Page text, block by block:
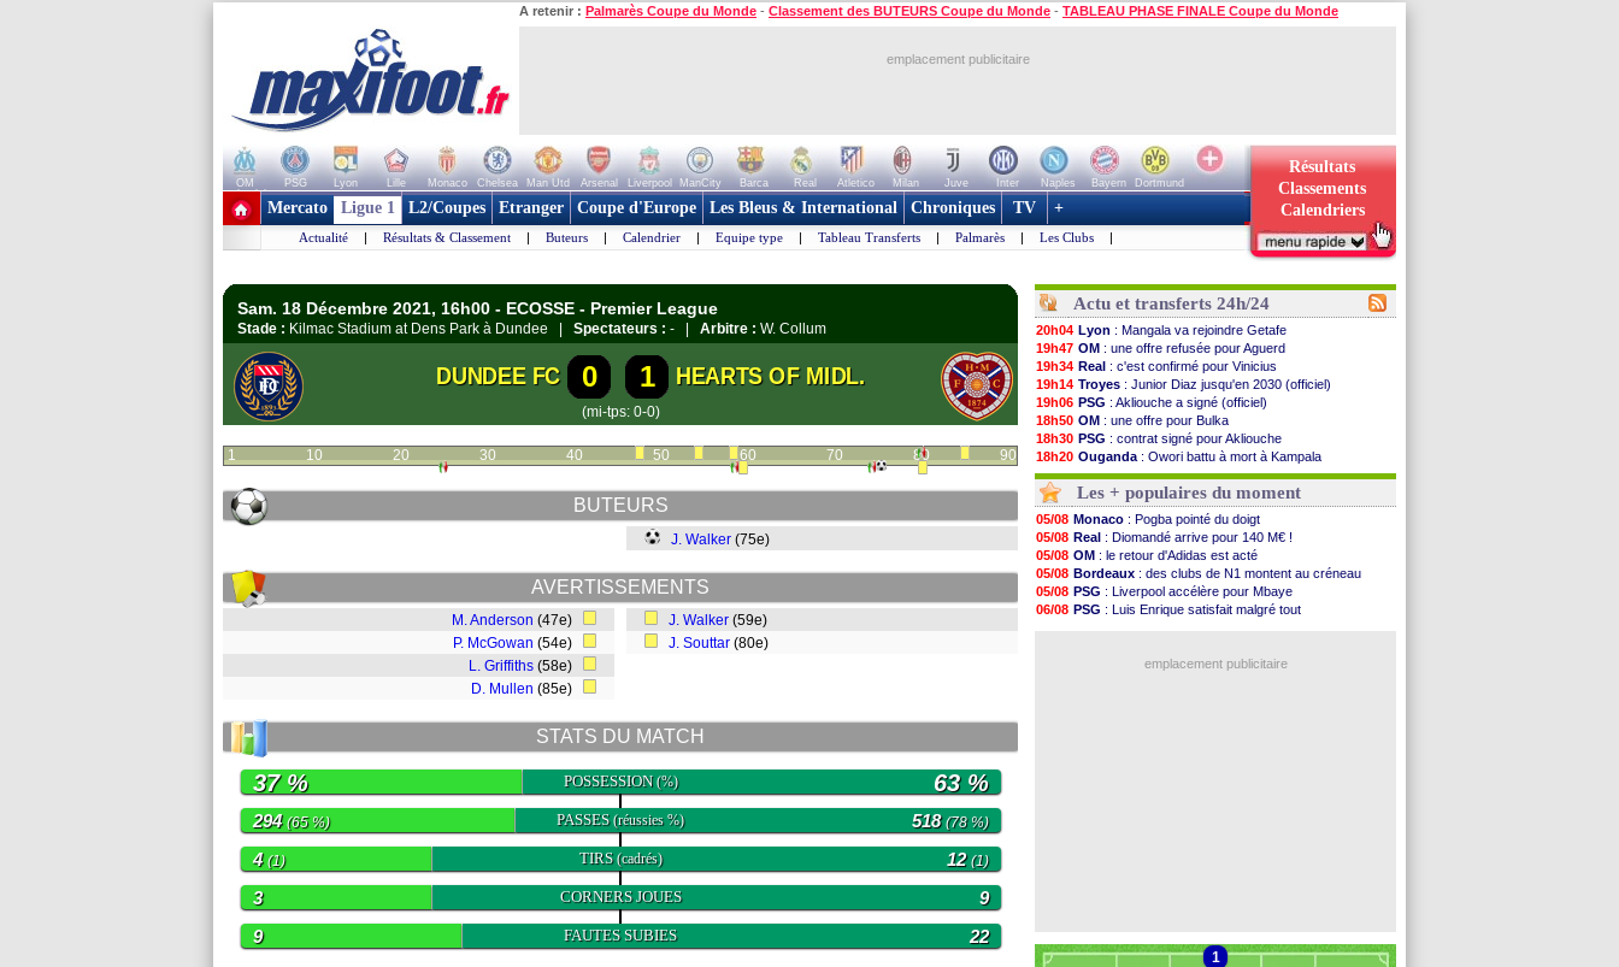
A retenir : Palmarès Coupe du Monde - Classement des BUTEURS Coupe du Monde - TABLEAU PHASE FINALE Coupe du Monde
emplacement publicitaire
OM PSG Lyon Lille Monaco Chelsea Man Utd Arsenal Liverpool ManCity Barca Real Atletico Milan Juve Inter Naples Bayern
Dortmund
+ de clubs
Résultats
Classements
Calendriers
Mercato Ligue 1 L2/Coupes Etranger Coupe d'Europe Les Bleus & International Chroniques TV +
Actualité | Résultats & Classement | Buteurs | Calendrier | Equipe type | Tableau Transferts | Palmarès | Les Clubs |
Sam. 18 Décembre 2021, 16h00 - ECOSSE - Premier League
Stade : Kilmac Stadium at Dens Park à Dundee | Spectateurs : - | Arbitre : W. Collum
DUNDEE FC 0 1 HEARTS OF MIDL.
(mi-tps: 0-0)
1 10 20 30 40 50 60 70 80 90
BUTEURS
J. Walker (75e)
AVERTISSEMENTS
M. Anderson (47e)
P. McGowan (54e)
L. Griffiths (58e)
D. Mullen (85e)
J. Walker (59e)
J. Souttar (80e)
STATS DU MATCH
POSSESSION(%)
37 % 63 %
PASSES(réussies %)
294 (65 %) 518(78 %)
TIRS(cadrés)
4 (1) 12(1)
CORNERS JOUES
3 9
FAUTES SUBIES
9 22
Actu et transferts 24h/24
20h04 Lyon : Mangala va rejoindre Getafe
19h47 OM : une offre refusée pour Aguerd
19h34 Real : c'est confirmé pour Vinicius
19h14 Troyes : Junior Diaz jusqu'en 2030 (officiel)
19h06 PSG : Akliouche a signé (officiel)
18h50 OM : une offre pour Bulka
18h30 PSG : contrat signé pour Akliouche
18h20 Ouganda : Owori battu à mort à Kampala
17h58 Arsenal: Arteta veut créer une dynastie
17h47
Chelsea: Palace a fait son offre pour Disasi
17h34 FIFA: le gouvernement espagnol s'en mêle
17h22
PSG: l'étonnante rumeur Gusto
17h10
Bologne: Dallinga est sur le marché
16h59
OM : accord trouvé avec Man City pour Rulli
16h53
OM: Medina vers Leverkusen pour 25 M€
16h45
Uruguay: Forlan nommé sélectionneur (officiel)
16h34
Séville: Juanlu signe à Bournemouth (officiel)
: Rodri préfère le Barça au Real !
Les + populaires du moment
05/08 Monaco : Pogba pointé du doigt
05/08 Real : Diomandé arrive pour 140 M€ !
05/08 OM : le retour d'Adidas est acté
05/08 Bordeaux : des clubs de N1 montent au créneau
05/08 PSG : Liverpool accélère pour Mbaye
06/08 PSG : Luis Enrique satisfait malgré tout
emplacement publicitaire
1